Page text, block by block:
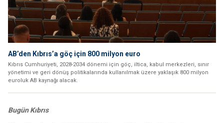
AB’den Kıbrıs’a göç için 800 milyon euro
Kıbrıs Cumhuriyeti, 2028-2034 dönemi için göç, iltica, kabul merkezleri, sınır
yönetimi ve geri dönüş politikalarında kullanılmak üzere yaklaşık 800 milyon
euroluk AB kaynağı alacak.
Bugün Kıbrıs